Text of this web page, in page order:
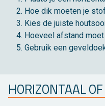
Hoe dik moe­ten je
Kies de juis­te
Hoe­veel af­stand
Ge­bruik een
HO­RI­ZON­TAAL